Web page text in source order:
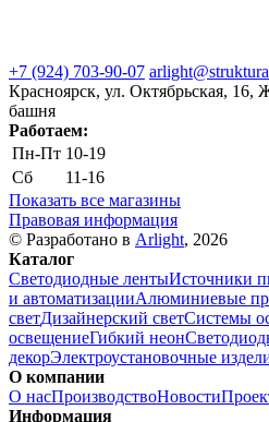
+7 (924) 703-90-07
Красноярск, ул. Октябрьская,
башня
Работаем:
Пн-Пт 10-19
Сб
11-16
Показать все магазины
Правовая информация
© Разработано в Arlight, 2026
Каталог
Светодиодные лентыИсточники
и автоматизацииАлюминиевые
светДизайнерский светСистемы
освещениеГибкий неон
декорЭлектроустановочные
О компании
О насПроизводствоНовости
Информация